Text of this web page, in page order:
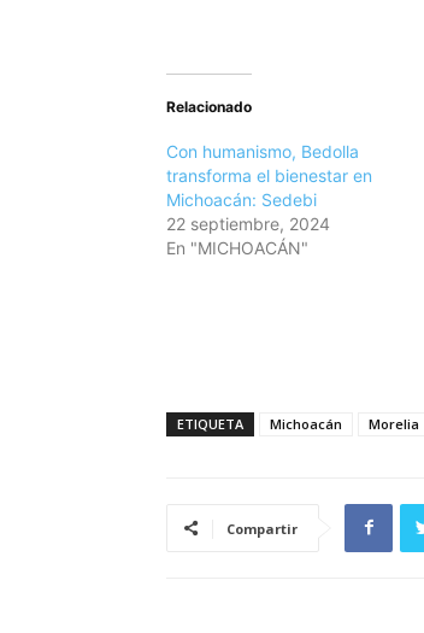
Relacionado
Con humanismo, Bedolla
transforma el bienestar en
Michoacán: Sedebi
22 septiembre, 2024
En "MICHOACÁN"
ETIQUETA Michoacán Morelia
Compartir